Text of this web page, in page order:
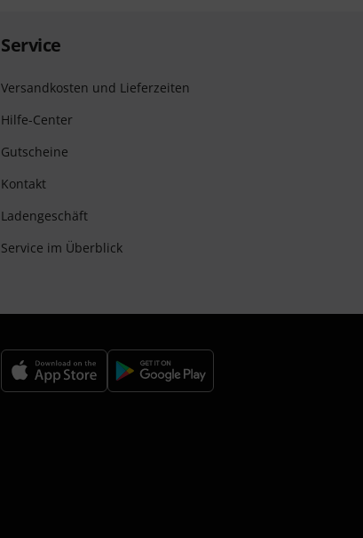
Service
Versandkosten und Lieferzeiten
Hilfe-Center
Gutscheine
Kontakt
Ladengeschäft
Service im Überblick